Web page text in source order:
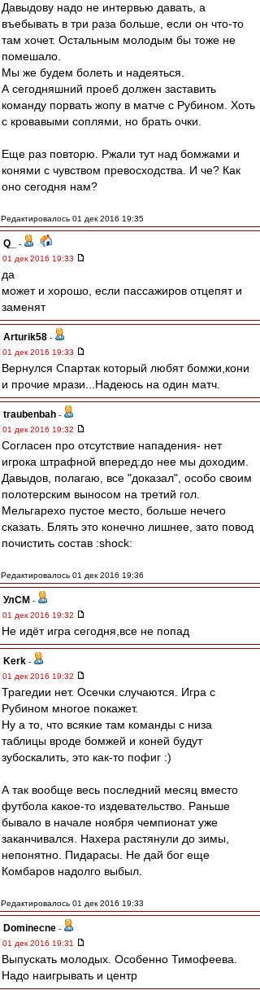
Давыдову надо не интервью давать, а
въебывать в три раза больше, если он что-то
там хочет. Остальным молодым бы тоже не
помешало.
Мы же будем болеть и надеяться.
А сегодняшний проеб должен заставить
команду порвать жопу в матче с Рубином. Хоть
с кровавыми соплями, но брать очки.
Еще раз повторю. Ржали тут над бомжами и
конями с чувством превосходства. И че? Как
оно сегодня нам?
Редактировалось 01 дек 2016 19:35
Q_
-
01 дек 2016 19:33
да
может и хорошо, если пассажиров отцепят и
заменят
Arturik58 -
01 дек 2016 19:33
Вернулся Спартак который любят бомжи,кони
и прочие мрази...Надеюсь на один матч.
traubenbah -
01 дек 2016 19:32
Согласен про отсутствие нападения- нет
игрока штрафной вперед:до нее мы доходим.
Давыдов, полагаю, все "доказал", особо своим
полотерским выносом на третий гол.
Мельгарехо пустое место, больше нечего
сказать. Блять это конечно лишнее, зато повод
почистить состав :shock:
Редактировалось 01 дек 2016 19:36
УлСМ -
01 дек 2016 19:32
Не идёт игра сегодня,все не попад
Kerk -
01 дек 2016 19:32
Трагедии нет. Осечки случаются. Игра с
Рубином многое покажет.
Ну а то, что всякие там команды с низа
таблицы вроде бомжей и коней будут
зубоскалить, это как-то пофиг :)
А так вообще весь последний месяц вместо
футбола какое-то издевательство. Раньше
бывало в начале ноября чемпионат уже
заканчивался. Нахера растянули до зимы,
непонятно. Пидарасы. Не дай бог еще
Комбаров надолго выбыл.
Редактировалось 01 дек 2016 19:33
Dominecne -
01 дек 2016 19:31
Выпускать молодых. Особенно Тимофеева.
Надо наигрывать и центр